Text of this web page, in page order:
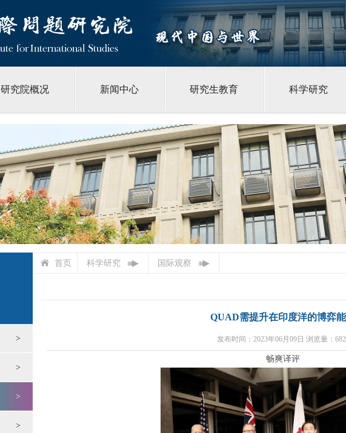
研究院概况 新闻中心 研究生教育 科学研究
>
>
>
>
首页 科学研究 国际观察
QUAD需提升在印度洋的博弈
发布时间：2023年06月09日 浏览量：
畅爽译评